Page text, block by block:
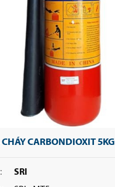
CARBONDIOXIT 5KG
SRI